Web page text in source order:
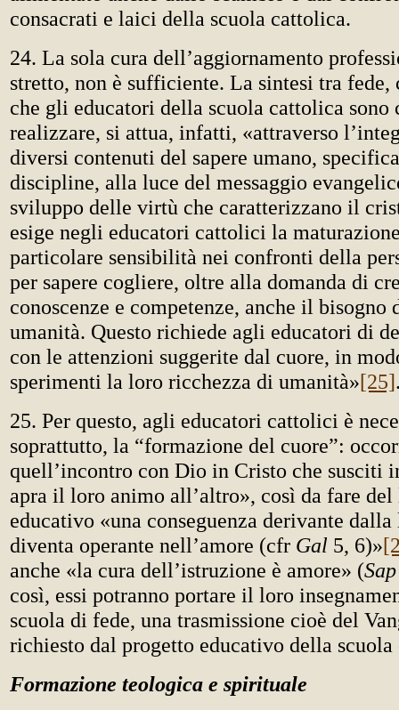
consacrati e laici della scuola cattolica.
24. La sola cura dell’aggiornamento
stretto, non è sufficiente. La sintesi tra
che gli educatori della scuola cattolica sono
realizzare, si attua, infatti, «attraverso
diversi contenuti del sapere umano,
discipline, alla luce del messaggio
sviluppo delle virtù che caratterizzano il
esige negli educatori cattolici la
particolare sensibilità nei confronti della
per sapere cogliere, oltre alla domanda di
conoscenze e competenze, anche il bisogno
umanità. Questo richiede agli educatori di
con le attenzioni suggerite dal cuore, in
sperimenti la loro ricchezza di umanità»[25]
25. Per questo, agli educatori cattolici è
soprattutto, la “formazione del cuore”:
quell’incontro con Dio in Cristo che susciti
apra il loro animo all’altro», così da fare
educativo «una conseguenza derivante
diventa operante nell’amore (cfr Gal 5, 6)»
anche «la cura dell’istruzione è amore» (Sap
così, essi potranno portare il loro
scuola di fede, una trasmissione cioè del
richiesto dal progetto educativo della
Formazione teologica e spirituale